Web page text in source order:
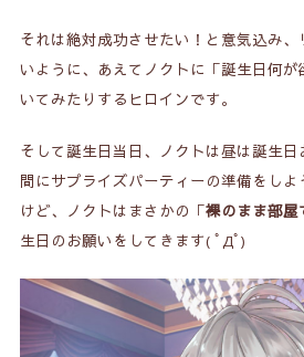
それは絶対成功させたい！と意気込み
いように、あえてノクトに「誕生日何が
いてみたりするヒロインです。
そして誕生日当日、ノクトは昼は誕生
間にサプライズパーティーの準備をし
けど、ノクトはまさかの「裸のまま部屋
生日のお願いをしてきます( ﾟДﾟ)